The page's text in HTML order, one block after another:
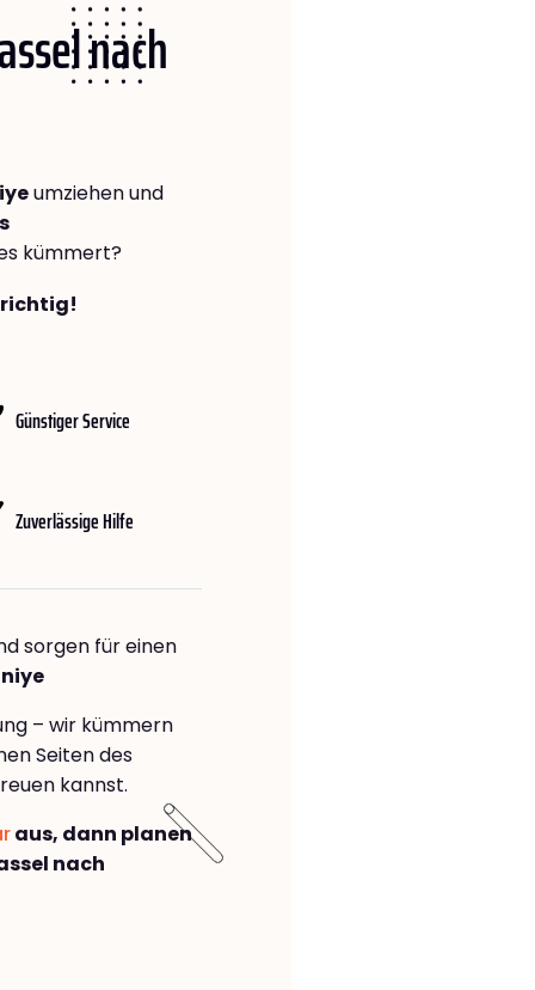
nach
umziehen und
kümmert?
richtig!
Günstiger Service
Zuverlässige Hilfe
sorgen für einen
– wir kümmern
Seiten des
kannst.
aus, dann planen
nach